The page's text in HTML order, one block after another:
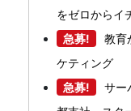
をゼロからイ
急募!
教育
ケティング
急募!
サー